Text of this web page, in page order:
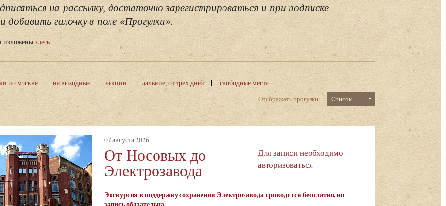
на рассылку, достаточно зарегистрироваться и при подписке
добавить галочку в поле «Прогулки».
изложеныздесь
по москве на выходные лекции дальние, от трех дней
свободные места
Отображать прогулки:
Список
07 августа 2026
От Носовых до
Электрозавода
Для записи необходимо
авторизоваться
Экскурсия в поддержку сохранения Электрозавода проводится бесплатно, но